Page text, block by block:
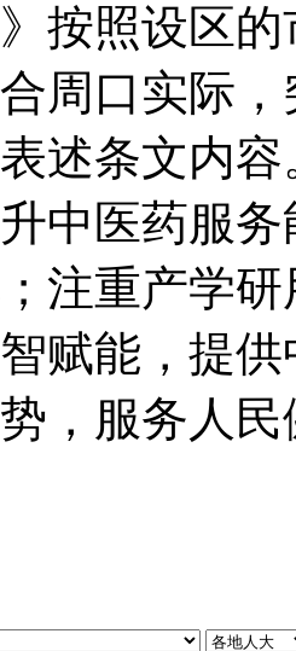
照设区的
周口实际 ，
述条文内容
中医药服务
； 注重产学
赋能 ， 提供
， 服务人民